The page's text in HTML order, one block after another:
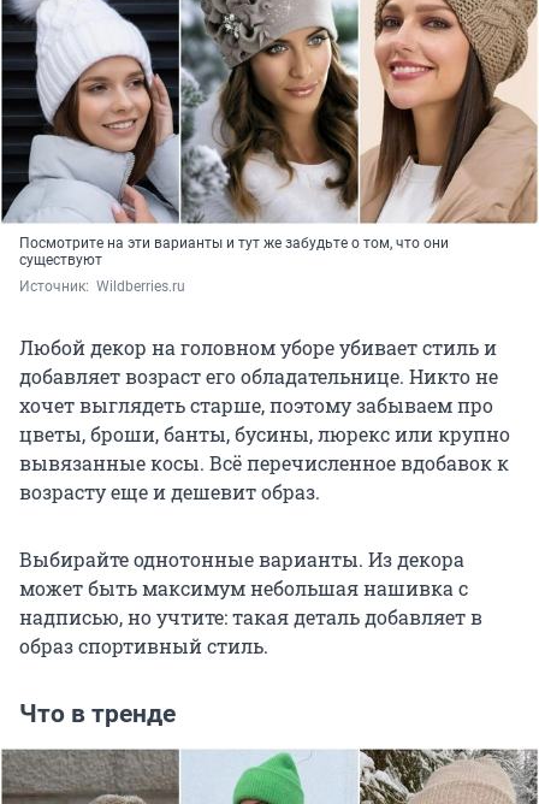
Посмотрите на эти варианты и тут же забудьте о том, что они
существуют
Источник: Wildberries.ru
Любой декор на головном уборе убивает стиль и
добавляет возраст его обладательнице. Никто не
хочет выглядеть старше, поэтому забываем про
цветы, броши, банты, бусины, люрекс или крупно
вывязанные косы. Всё перечисленное вдобавок к
возрасту еще и дешевит образ.
Выбирайте однотонные варианты. Из декора
может быть максимум небольшая нашивка с
надписью, но учтите: такая деталь добавляет в
образ спортивный стиль.
Что в тренде